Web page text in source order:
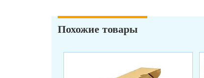
Похожие товары